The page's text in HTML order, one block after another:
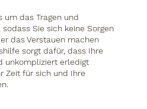
um das Tragen und
Sie sich keine Sorgen
das Verstauen machen
sorgt dafür, dass Ihre
unkompliziert erledigt
Zeit für sich und Ihre